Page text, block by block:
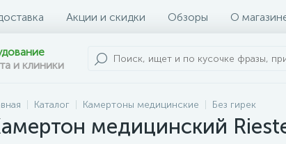
Акции и скидки Обзоры О
и клиники
Каталог Камертоны медицинские Без гирек
медицинский